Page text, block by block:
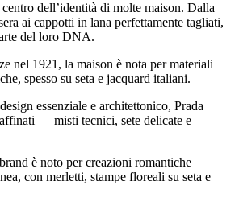
dell’identità di molte maison. Dalla
ai cappotti in lana perfettamente tagliati,
del loro DNA.
nel 1921, la maison è nota per materiali
spesso su seta e jacquard italiani.
essenziale e architettonico, Prada
— misti tecnici, sete delicate e
è noto per creazioni romantiche
con merletti, stampe floreali su seta e